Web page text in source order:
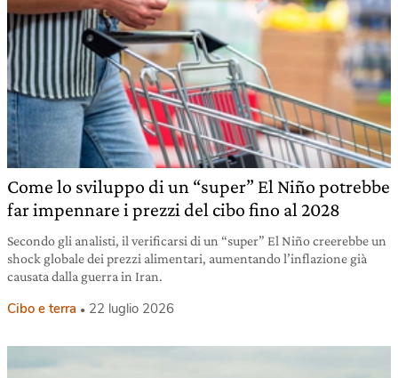
Come lo sviluppo di un “super” El Niño potrebbe
far impennare i prezzi del cibo fino al 2028
Secondo gli analisti, il verificarsi di un “super” El Niño creerebbe un
shock globale dei prezzi alimentari, aumentando l’inflazione già
causata dalla guerra in Iran.
Cibo e terra 22 luglio 2026